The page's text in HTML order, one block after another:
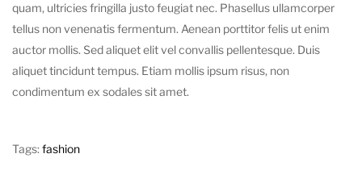
quam, ultricies fringilla justo feugiat nec. Phasellus ullamcorper
tellus non venenatis fermentum. Aenean porttitor felis ut enim
auctor mollis. Sed aliquet elit vel convallis pellentesque. Duis
aliquet tincidunt tempus. Etiam mollis ipsum risus, non
condimentum ex sodales sit amet.
Tags:fashion